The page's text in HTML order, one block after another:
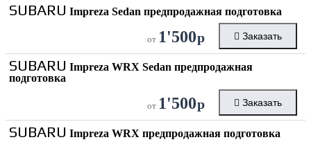
SUBARU Impreza Sedan предпродажная подготовка
от 1'500р Заказать
SUBARU Impreza WRX Sedan предпродажная
подготовка
от 1'500р Заказать
SUBARU Impreza WRX предпродажная подготовка